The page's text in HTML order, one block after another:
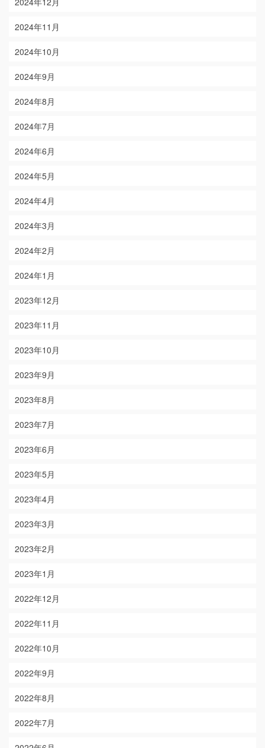
2024年11月
2024年10月
2024年9月
2024年8月
2024年7月
2024年6月
2024年5月
2024年4月
2024年3月
2024年2月
2024年1月
2023年12月
2023年11月
2023年10月
2023年9月
2023年8月
2023年7月
2023年6月
2023年5月
2023年4月
2023年3月
2023年2月
2023年1月
2022年12月
2022年11月
2022年10月
2022年9月
2022年8月
2022年7月